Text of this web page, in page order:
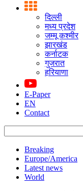
दिल्ली
मध्य प्रदेश
जम्मू कश्मीर
झारखंड
कर्नाटक
गुजरात
हरियाणा
E-Paper
EN
Contact
Breaking
Europe/America
Latest news
World